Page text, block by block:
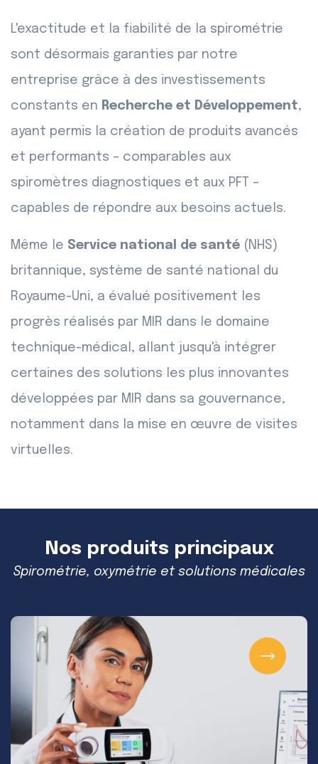
L'exactitude et la fiabilité de la spirométrie
sont désormais garanties par notre
entreprise grâce à des investissements
constants en Recherche et Développement,
ayant permis la création de produits avancés
et performants – comparables aux
spiromètres diagnostiques et aux PFT –
capables de répondre aux besoins actuels.
Même le Service national de santé (NHS)
britannique, système de santé national du
Royaume-Uni, a évalué positivement les
progrès réalisés par MIR dans le domaine
technique-médical, allant jusqu'à intégrer
certaines des solutions les plus innovantes
développées par MIR dans sa gouvernance,
notamment dans la mise en œuvre de visites
virtuelles.
Nos produits principaux
Spirométrie, oxymétrie et solutions médicales